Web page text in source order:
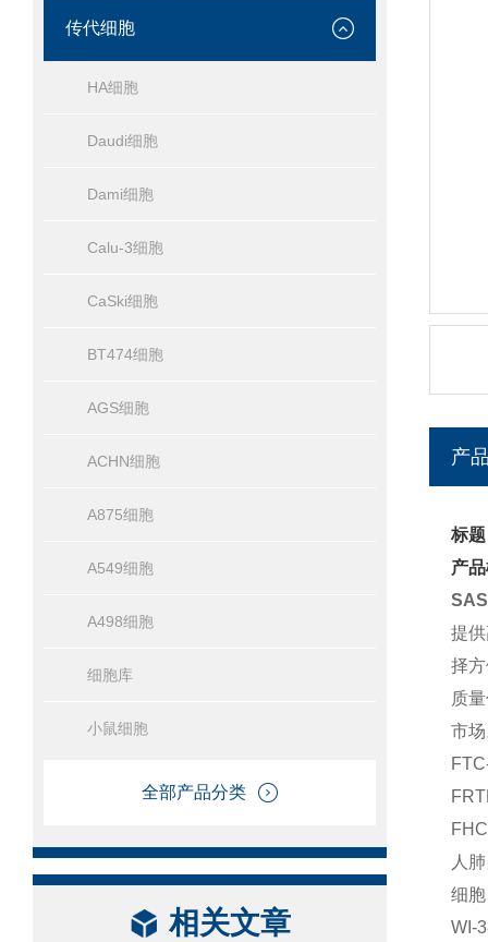
传代细胞
HA细胞
Daudi细胞
Dami细胞
Calu-3细胞
CaSki细胞
BT474细胞
AGS细胞
ACHN细胞
A875细胞
A549细胞
A498细胞
细胞库
小鼠细胞
全部产品分类
相关文章
产
标
产
提
择
质
市
人
细
WI-